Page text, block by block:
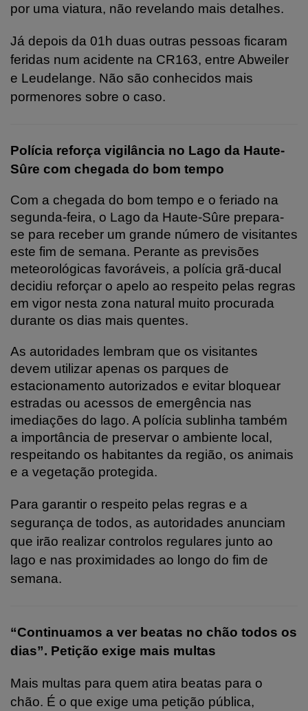
por uma viatura, não revelando mais detalhes.
Já depois da 01h duas outras pessoas ficaram
feridas num acidente na CR163, entre Abweiler
e Leudelange. Não são conhecidos mais
pormenores sobre o caso.
Polícia reforça vigilância no Lago da Haute-
Sûre com chegada do bom tempo
Com a chegada do bom tempo e o feriado na
segunda-feira, o Lago da Haute-Sûre prepara-
se para receber um grande número de visitantes
este fim de semana. Perante as previsões
meteorológicas favoráveis, a polícia grã-ducal
decidiu reforçar o apelo ao respeito pelas regras
em vigor nesta zona natural muito procurada
durante os dias mais quentes.
As autoridades lembram que os visitantes
devem utilizar apenas os parques de
estacionamento autorizados e evitar bloquear
estradas ou acessos de emergência nas
imediações do lago. A polícia sublinha também
a importância de preservar o ambiente local,
respeitando os habitantes da região, os animais
e a vegetação protegida.
Para garantir o respeito pelas regras e a
segurança de todos, as autoridades anunciam
que irão realizar controlos regulares junto ao
lago e nas proximidades ao longo do fim de
semana.
“Continuamos a ver beatas no chão todos os
dias”. Petição exige mais multas
Mais multas para quem atira beatas para o
chão. É o que exige uma petição pública,